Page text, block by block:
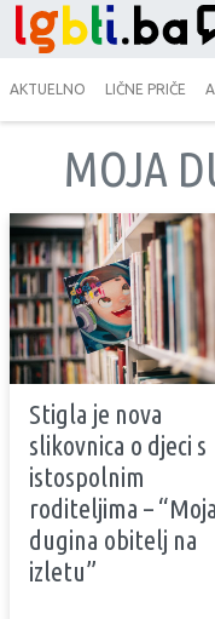
AKTUELNO LIČNE PRIČE
MOJA
Stigla je nova
slikovnica o djeci s
istospolnim
roditeljima – “Moja
dugina obitelj na
izletu”